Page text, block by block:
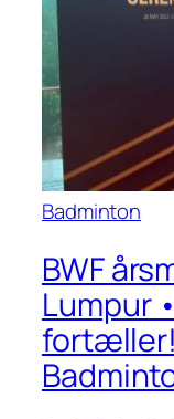
Badminton
BWF
Lumpur